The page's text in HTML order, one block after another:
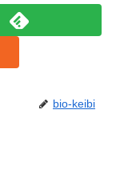
bio-keibi